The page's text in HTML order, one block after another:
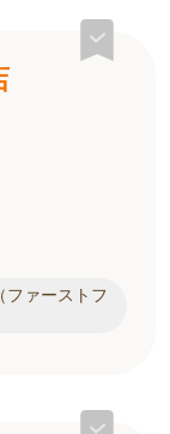
ファーストフ